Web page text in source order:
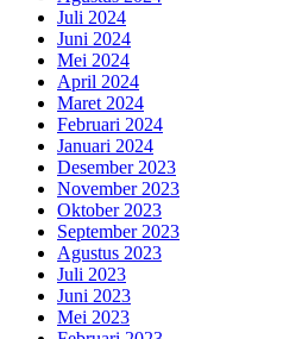
Juli 2024
Juni 2024
Mei 2024
April 2024
Maret 2024
Februari 2024
Januari 2024
Desember 2023
November 2023
Oktober 2023
September 2023
Agustus 2023
Juli 2023
Juni 2023
Mei 2023